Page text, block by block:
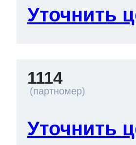
Уточнить
1114
Уточнить